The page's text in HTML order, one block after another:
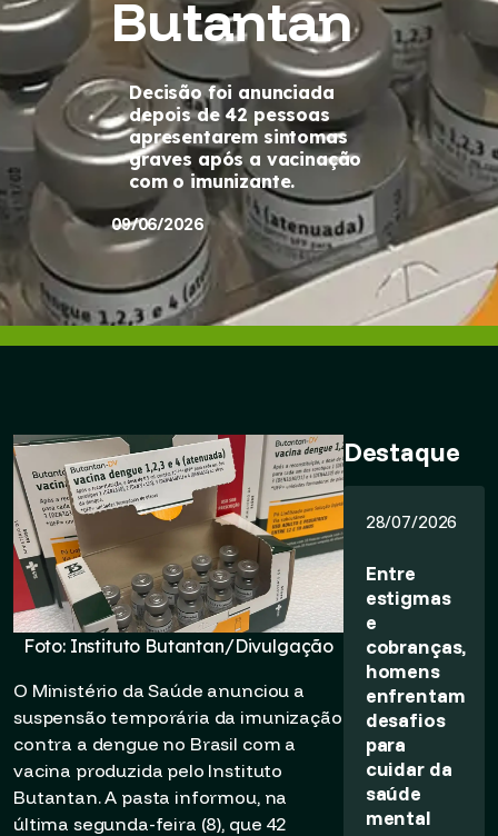
Butantan
Decisão foi anunciada
depois de 42 pessoas
apresentarem sintomas
graves após a vacinação
com o imunizante.
09/06/2026
Foto: Instituto Butantan/Divulgação
O Ministério da Saúde anunciou a
suspensão temporária da imunização
contra a dengue no Brasil com a
vacina produzida pelo Instituto
Butantan. A pasta informou, na
última segunda-feira (8), que 42
Destaque
28/07/2026
Entre
estigmas
e
cobranças,
homens
enfrentam
desafios
para
cuidar da
saúde
mental